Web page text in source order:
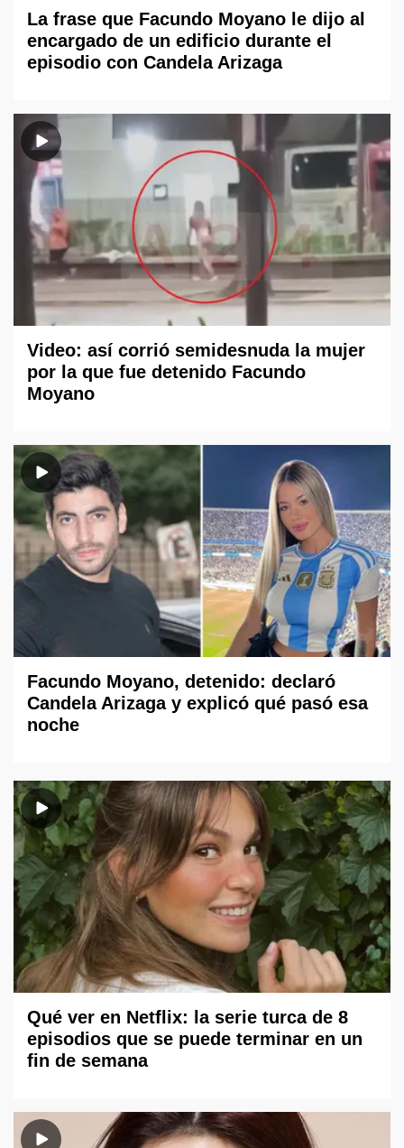
La frase que Facundo Moyano le dijo al
encargado de un edificio durante el
episodio con Candela Arizaga
Video: así corrió semidesnuda la mujer
por la que fue detenido Facundo
Moyano
Facundo Moyano, detenido: declaró
Candela Arizaga y explicó qué pasó esa
noche
Qué ver en Netflix: la serie turca de 8
episodios que se puede terminar en un
fin de semana